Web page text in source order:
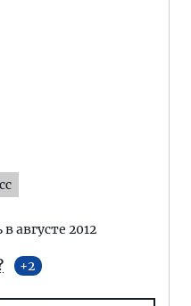
августе 2012
2